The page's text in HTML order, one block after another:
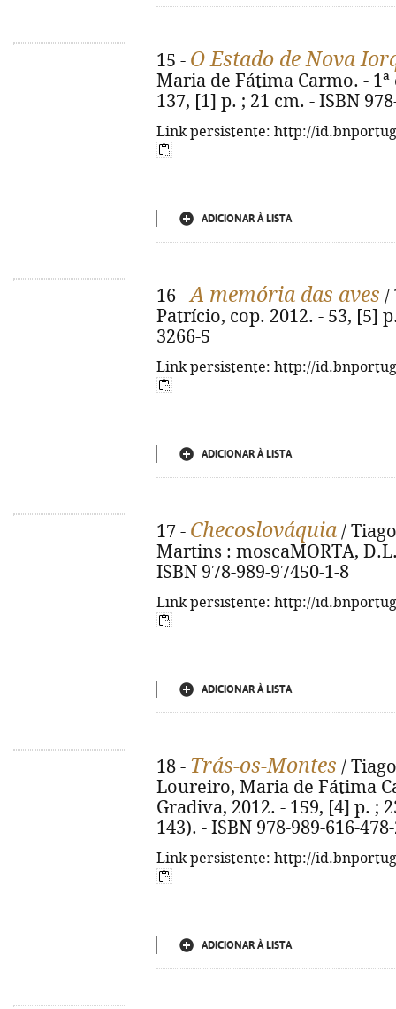
15 - O Estado de Nova
Maria de Fátima Carmo. -
137, [1] p. ; 21 cm. - ISBN
Link persistente: http://
ADICIONAR À LISTA
16 -A memória das aves /
Patrício, cop. 2012. - 53, [5]
3266-5
Link persistente: http://
ADICIONAR À LISTA
17 - Checoslováquia /
Martins : moscaMORTA,
ISBN 978-989-97450-1-8
Link persistente: http://
ADICIONAR À LISTA
18 - Trás-os-Montes /
Loureiro, Maria de Fátima
Gradiva, 2012. - 159, [4] p. ;
143). - ISBN 978-989-616-
Link persistente: http://
ADICIONAR À LISTA